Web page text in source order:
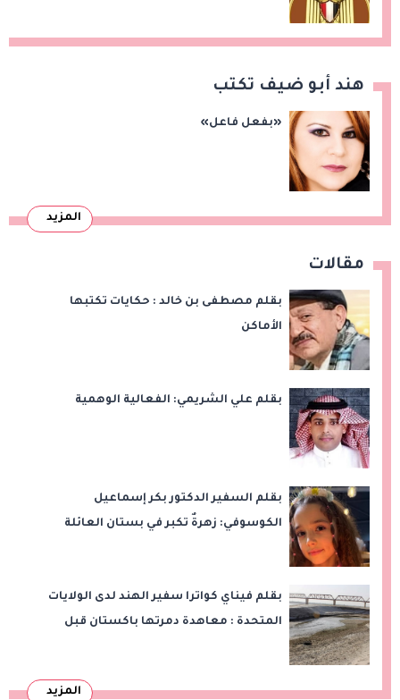
هند أبو ضيف تكتب
«بفعل فاعل»
المزيد
مقالات
بقلم مصطفى بن خالد : حكايات تكتبها
الأماكن
بقلم علي الشريمي: الفعالية الوهمية
بقلم السفير الدكتور بكر إسماعيل
الكوسوفي: زهرةٌ تكبر في بستان العائلة
بقلم فيناي كواترا سفير الهند لدى الولايات
المتحدة : معاهدة دمرتها باكستان قبل
المزيد